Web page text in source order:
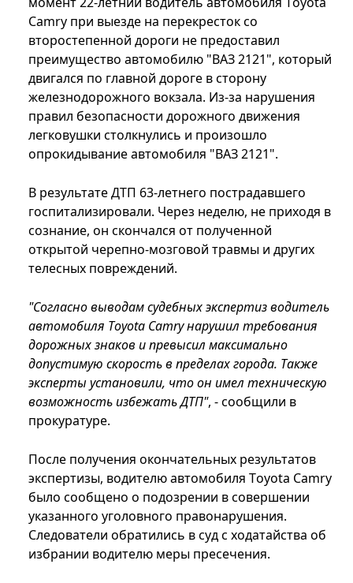
Camry при выезде на перекресток со
второстепенной дороги не предоставил
преимущество автомобилю "ВАЗ 2121", который
двигался по главной дороге в сторону
железнодорожного вокзала. Из-за нарушения
правил безопасности дорожного движения
легковушки столкнулись и произошло
опрокидывание автомобиля "ВАЗ 2121".
В результате ДТП 63-летнего пострадавшего
госпитализировали. Через неделю, не приходя в
сознание, он скончался от полученной
открытой черепно-мозговой травмы и других
телесных повреждений.
"Согласно выводам судебных экспертиз водитель
автомобиля Тoyota Camry нарушил требования
дорожных знаков и превысил максимально
допустимую скорость в пределах города. Также
эксперты установили, что он имел техническую
возможность избежать ДТП", - сообщили в
прокуратуре.
После получения окончательных результатов
экспертизы, водителю автомобиля Тoyota Camry
было сообщено о подозрении в совершении
указанного уголовного правонарушения.
Следователи обратились в суд с ходатайства об
избрании водителю меры пресечения.